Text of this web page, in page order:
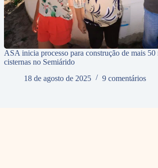
ASA inicia processo para construção de mais 50
cisternas no Semiárido
18 de agosto de 2025
9 comentários